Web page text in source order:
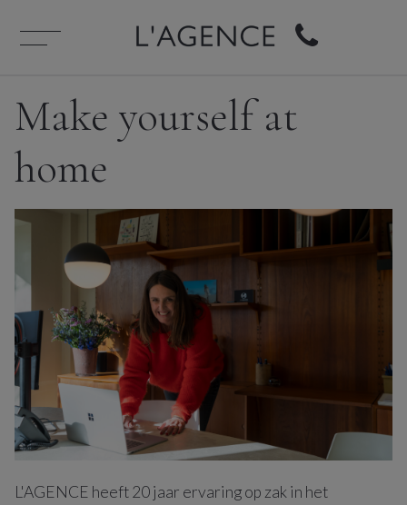
Make yourself at
home
L'AGENCE heeft 20 jaar ervaring op zak in het